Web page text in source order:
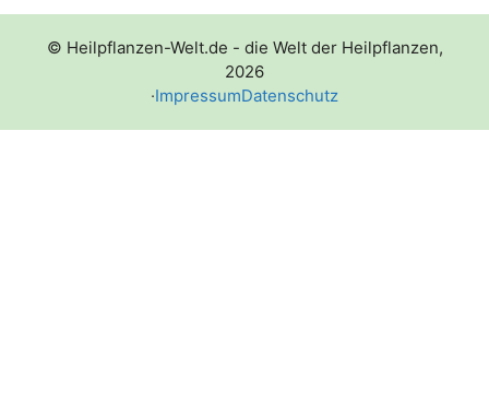
© Heilpflanzen-Welt.de - die Welt der Heilpflanzen,
2026
·ImpressumDatenschutz